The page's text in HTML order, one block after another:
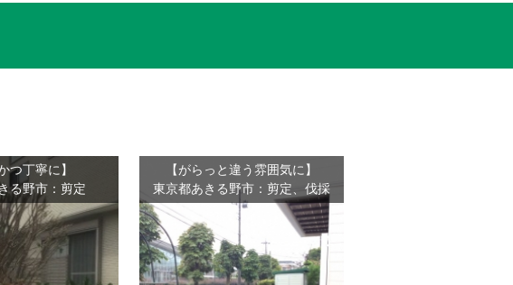
つ丁寧に】
る野市：剪定
【がらっと違う雰囲気に】
東京都あきる野市：剪定、伐採